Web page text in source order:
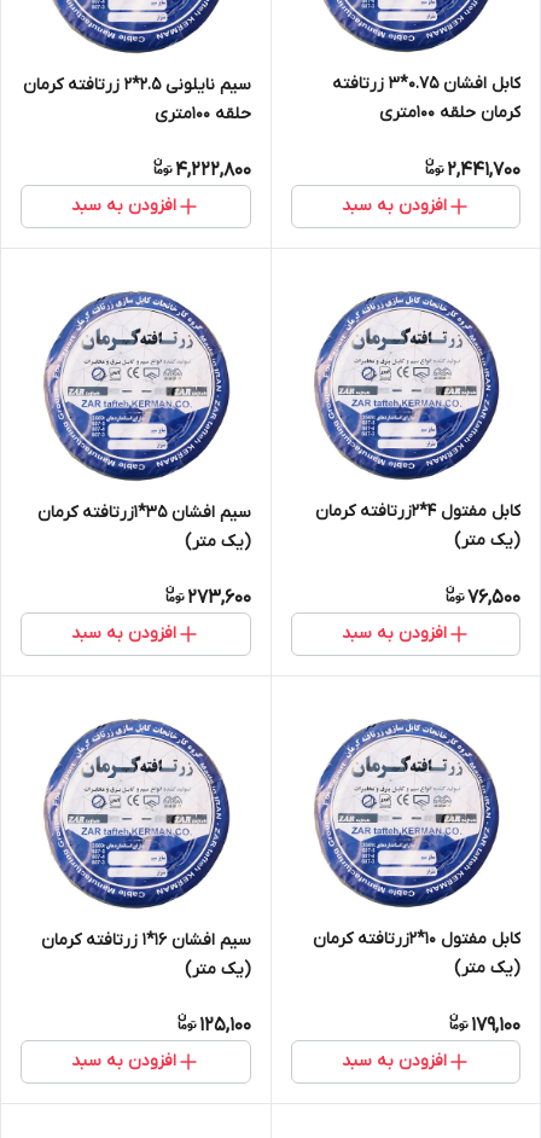
کابل افشان 0.75*3 زرتافته
کرمان حلقه 100متری
2,441,700
افزودن به سبد
سیم نایلونی 2.5*2 زرتافته کرمان
حلقه 100متری
4,222,800
افزودن به سبد
کابل مفتول 4*2زرتافته کرمان
(یک متر)
76,500
افزودن به سبد
سیم افشان 35*1زرتافته کرمان
(یک متر)
273,600
افزودن به سبد
کابل مفتول 10*2زرتافته کرمان
(یک متر)
179,100
افزودن به سبد
سیم افشان 16*1 زرتافته کرمان
(یک متر)
125,100
افزودن به سبد